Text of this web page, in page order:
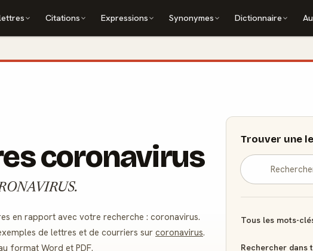
Citations Expressions Synonymes Dictionnaire
coronavirus
en rapport avec votre recherche : coronavirus.
de lettres et de courriers surcoronavirus.
format Word et PDF.
Trouver une
Tous les mots-
Rechercher dans